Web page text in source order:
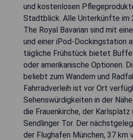
und kostenlosen
Stadtblick. Alle Unterkünfte im
The Royal Bavarian sind mit
und einer iPod-Dockingstation
tägliche Frühstück bietet
oder amerikanische Optionen.
beliebt zum Wandern und
Fahrradverleih ist vor Ort
Sehenswürdigkeiten in der
die Frauenkirche, der Karlsplatz
Sendlinger Tor. Der
der Flughafen München, 37 km